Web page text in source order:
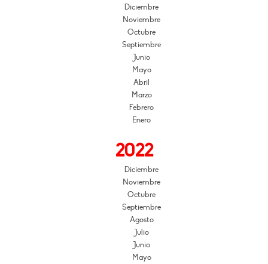
Diciembre
Noviembre
Octubre
Septiembre
Junio
Mayo
Abril
Marzo
Febrero
Enero
2022
Diciembre
Noviembre
Octubre
Septiembre
Agosto
Julio
Junio
Mayo